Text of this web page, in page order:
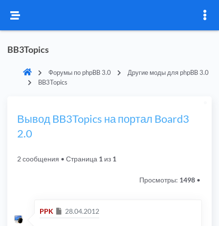
BB3Topics
Форумы по phpBB 3.0
Другие моды для phpBB 3.0
BB3Topics
Вывод BB3Topics на портал Board3
2.0
2 сообщения • Страница 1 из 1
Просмотры: 1498 •
PPK Сообщение
28.04.2012